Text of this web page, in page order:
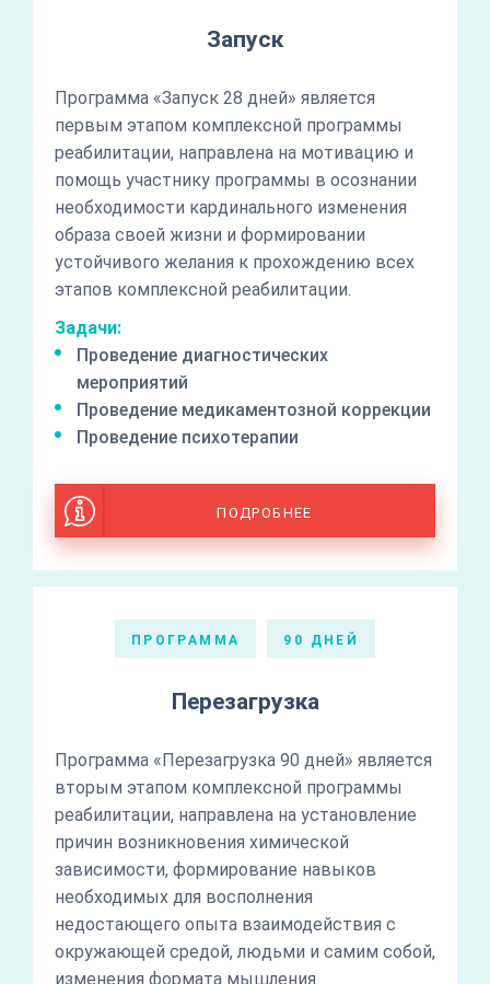
Запуск
Программа «Запуск 28 дней» является
первым этапом комплексной программы
реабилитации, направлена на мотивацию и
помощь участнику программы в осознании
необходимости кардинального изменения
образа своей жизни и формировании
устойчивого желания к прохождению всех
этапов комплексной реабилитации.
Задачи:
Проведение диагностических
мероприятий
Проведение медикаментозной коррекции
Проведение психотерапии
ПОДРОБНЕЕ
ПРОГРАММА 90 ДНЕЙ
Перезагрузка
Программа «Перезагрузка 90 дней» является
вторым этапом комплексной программы
реабилитации, направлена на установление
причин возникновения химической
зависимости, формирование навыков
необходимых для восполнения
недостающего опыта взаимодействия с
окружающей средой, людьми и самим собой,
изменения формата мышления.